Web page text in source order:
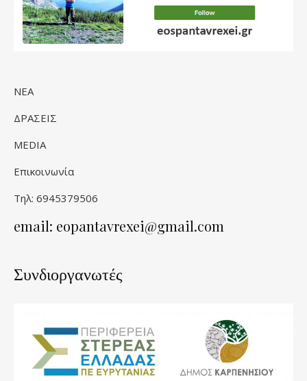
ΝΕΑ
ΔΡΑΣΕΙΣ
MEDIA
Επικοινωνία
Τηλ: 6945379506
email: eopantavrexei@gmail.com
Συνδιοργανωτές